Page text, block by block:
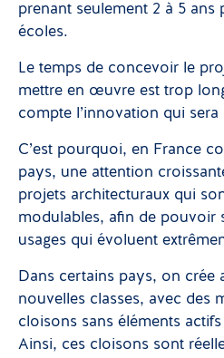
prenant seulement 2 à 5 ans
écoles.
Le temps de concevoir le
mettre en œuvre est trop
compte l’innovation qui
C’est pourquoi, en France
pays, une attention
projets architecturaux qui
modulables, afin de pouvoir
usages qui évoluent
Dans certains pays, on crée
nouvelles classes, avec des
cloisons sans éléments
Ainsi, ces cloisons sont